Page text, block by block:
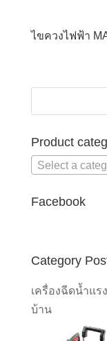
ไขควงไฟฟ้า
Product
Select a
Facebook
Category
เครื่องฉีดน้ำแ
บ้าน